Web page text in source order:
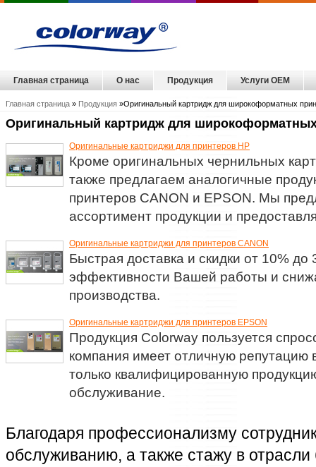
Главная страница О нас Продукция Услуги OEM
Главная страница » Продукция »Оригинальный картридж для широкоформатных
Оригинальный картридж для
Оригинальные картриджи для принтеров HP
Кроме оригинальных чернильных
также предлагаем аналогичные
принтеров CANON и EPSON. Мы
ассортимент продукции и
Оригинальные картриджи для принтеров CANON
Быстрая доставка и скидки от 10%
эффективности Вашей работы и
производства.
Оригинальные картриджи для принтеров EPSON
Продукция Colorway пользуется
компания имеет отличную
только квалифицированную
обслуживание.
Благодаря профессионализму
обслуживанию, а также стажу в